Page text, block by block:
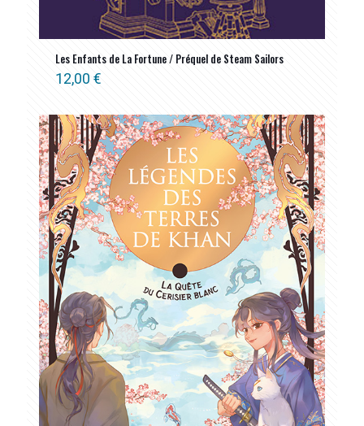
Les Enfants de La Fortune / Préquel de Steam Sailors
12,00 €